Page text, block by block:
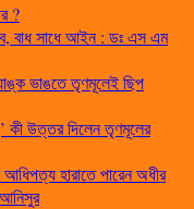
?
বাধ সাধে আইন : ডঃ এস এম
ভাঙতে তৃণমূলেই ছিপ
কী উত্তর দিলেন তৃণমূলের
আধিপত্য হারাতে পারেন অধীর